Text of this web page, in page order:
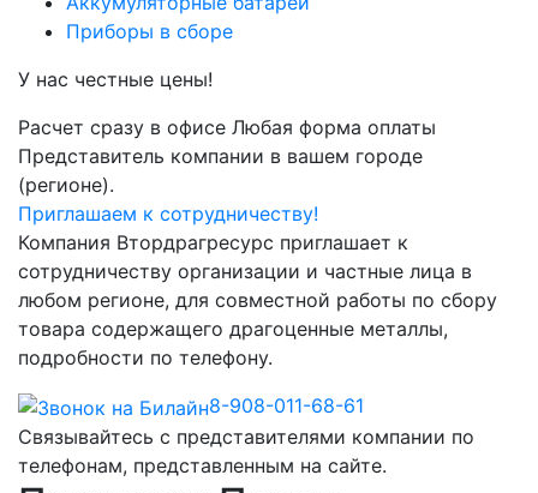
Приборы в сборе
У нас честные цены!
Расчет сразу в офисе Любая форма оплаты
Представитель компании в вашем городе
(регионе).
Приглашаем к сотрудничеству!
Компания Втордрагресурс приглашает к
сотрудничеству организации и частные лица в
любом регионе, для совместной работы по сбору
товара содержащего драгоценные металлы,
подробности по телефону.
8-908-011-68-61
Связывайтесь с представителями компании по
телефонам, представленным на сайте.